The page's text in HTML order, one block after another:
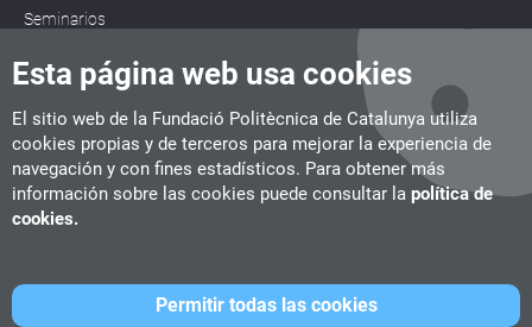
Esta página web usa cookies
El sitio web de la Fundació Politècnica de Catalunya utiliza
cookies propias y de terceros para mejorar la experiencia de
navegación y con fines estadísticos. Para obtener más
información sobre las cookies puede consultar la política de
cookies.
Permitir todas las cookies
Seminarios
CITM
C/ de la Igualtat, 33, 08222 Terrassa